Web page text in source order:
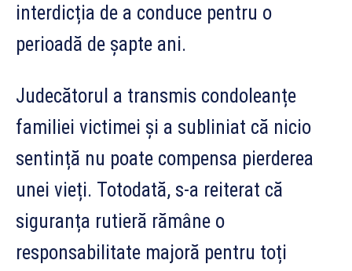
interdicția de a conduce pentru o
perioadă de șapte ani.
Judecătorul a transmis condoleanțe
familiei victimei și a subliniat că nicio
sentință nu poate compensa pierderea
unei vieți. Totodată, s-a reiterat că
siguranța rutieră rămâne o
responsabilitate majoră pentru toți